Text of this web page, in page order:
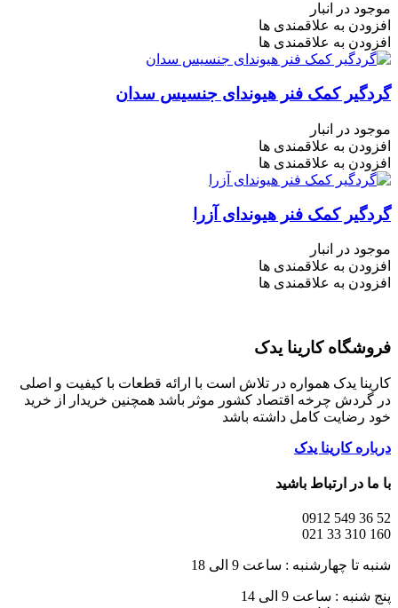
موجود در انبار
افزودن به علاقمندی ها
افزودن به علاقمندی ها
گردگیر کمک فنر هیوندای جنسیس سدان
موجود در انبار
افزودن به علاقمندی ها
افزودن به علاقمندی ها
گردگیر کمک فنر هیوندای آزرا
موجود در انبار
افزودن به علاقمندی ها
افزودن به علاقمندی ها
فروشگاه کارینا یدک
کارینا یدک همواره در تلاش است با ارائه قطعات با کیفیت و اصلی
در گردش چرخه اقتصاد کشور موثر باشد همچنین خریدار از خرید
خود رضایت کامل داشته باشد
درباره کارینا یدک
با ما در ارتباط باشید
52 36 549 0912
160 310 33 021
شنبه تا چهارشنبه : ساعت 9 الی 18
پنج شنبه : ساعت 9 الی 14